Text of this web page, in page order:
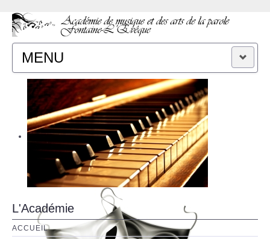
MENU
ACCUEIL
CONTACT
L'Académie
ACCUEIL